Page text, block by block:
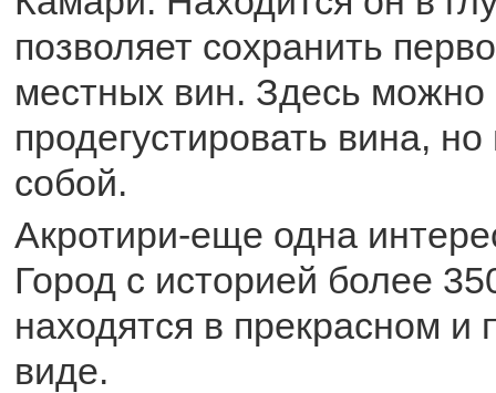
позволяет сохранить
местных вин. Здесь можно
продегустировать вина,
собой.
Акротири-еще одна
Город с историей более
находятся в прекрасном и
виде.